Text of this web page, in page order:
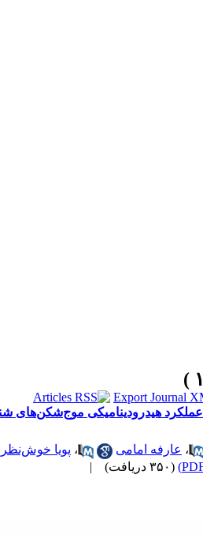
هیدرودینامیکی موج‌شکن‌های
، عارفه امامی ، پویا
(۳۵۰ دریافت)
|